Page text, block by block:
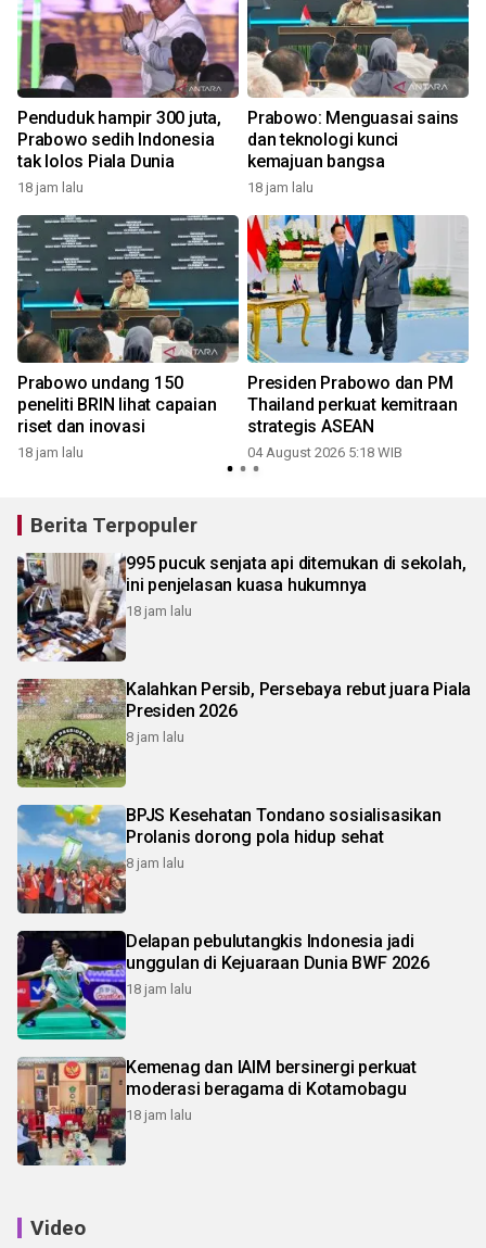
Penduduk hampir 300 juta,
Prabowo sedih Indonesia
tak lolos Piala Dunia
18 jam lalu
Prabowo: Menguasai sains
dan teknologi kunci
kemajuan bangsa
18 jam lalu
Prabowo undang 150
peneliti BRIN lihat capaian
riset dan inovasi
18 jam lalu
Presiden Prabowo dan PM
Thailand perkuat kemitraan
strategis ASEAN
04 August 2026 5:18 WIB
Berita Terpopuler
995 pucuk senjata api ditemukan di sekolah,
ini penjelasan kuasa hukumnya
18 jam lalu
Kalahkan Persib, Persebaya rebut juara Piala
Presiden 2026
8 jam lalu
BPJS Kesehatan Tondano sosialisasikan
Prolanis dorong pola hidup sehat
8 jam lalu
Delapan pebulutangkis Indonesia jadi
unggulan di Kejuaraan Dunia BWF 2026
18 jam lalu
Kemenag dan IAIM bersinergi perkuat
moderasi beragama di Kotamobagu
18 jam lalu
Video